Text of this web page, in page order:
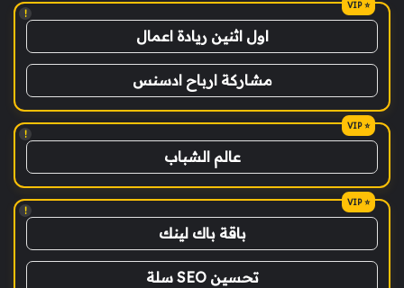
!
اول اثنين ريادة اعمال
مشاركة ارباح ادسنس
!
عالم الشباب
!
باقة باك لينك
تحسين SEO سلة